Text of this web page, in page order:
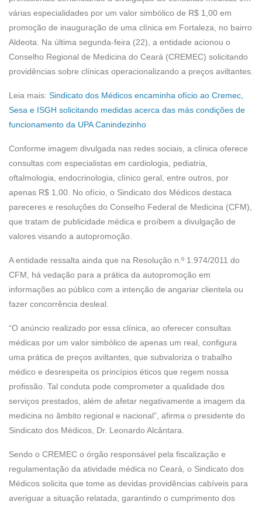
e
b
o
o
k
t
t
e
r
t
s
A
p
p
e
g
r
a
m
várias especialidades por um valor simbólico de R$ 1,00 em
promoção de inauguração de uma clínica em Fortaleza, no bairro
Aldeota. Na última segunda-feira (22), a entidade acionou o
Conselho Regional de Medicina do Ceará (CREMEC) solicitando
providências sobre clínicas operacionalizando a preços aviltantes.
Leia mais: Sindicato dos Médicos encaminha ofício ao Cremec,
Sesa e ISGH solicitando medidas acerca das más condições de
funcionamento da UPA Canindezinho
Conforme imagem divulgada nas redes sociais, a clínica oferece
consultas com especialistas em cardiologia, pediatria,
oftalmologia, endocrinologia, clínico geral, entre outros, por
apenas R$ 1,00. No ofício, o Sindicato dos Médicos destaca
pareceres e resoluções do Conselho Federal de Medicina (CFM),
que tratam de publicidade médica e proíbem a divulgação de
valores visando a autopromoção.
A entidade ressalta ainda que na Resolução n.º 1.974/2011 do
CFM, há vedação para a prática da autopromoção em
informações ao público com a intenção de angariar clientela ou
fazer concorrência desleal.
“O anúncio realizado por essa clínica, ao oferecer consultas
médicas por um valor simbólico de apenas um real, configura
uma prática de preços aviltantes, que subvaloriza o trabalho
médico e desrespeita os princípios éticos que regem nossa
profissão. Tal conduta pode comprometer a qualidade dos
serviços prestados, além de afetar negativamente a imagem da
medicina no âmbito regional e nacional”, afirma o presidente do
Sindicato dos Médicos, Dr. Leonardo Alcântara.
Sendo o CREMEC o órgão responsável pela fiscalização e
regulamentação da atividade médica no Ceará, o Sindicato dos
Médicos solicita que tome as devidas providências cabíveis para
averiguar a situação relatada, garantindo o cumprimento dos